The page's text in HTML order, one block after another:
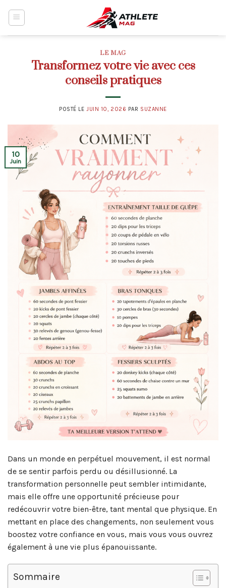
LE MAG
Transformez votre vie avec ces
conseils pratiques
POSTÉ LEJUIN 10, 2026 PAR SUZANNE
10
Juin
Dans un monde en perpétuel mouvement, il est normal
de se sentir parfois perdu ou désillusionné. La
transformation personnelle peut sembler intimidante,
mais elle offre une opportunité précieuse pour
redécouvrir votre bien-être, tant mental que physique. En
mettant en place des changements, non seulement vous
boostez votre confiance en vous, mais vous vous ouvrez
également à une vie plus épanouissante.
Sommaire